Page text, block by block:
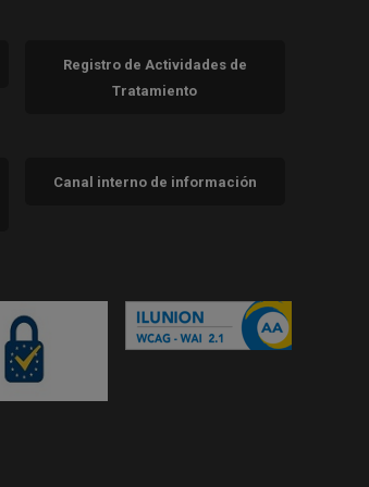
Registro de Actividades de
Tratamiento
Canal interno de información